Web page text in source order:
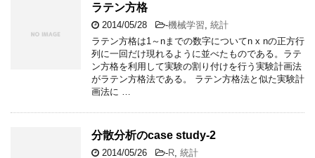
ラテン方格
2014/05/28 -機械学習 統計
ラテン方格は1～nまでの数字についてn x nの正方行
列に一回だけ現れるように並べたものである。ラテ
ン方格を利用して実験の割り付けを行う実験計画法
がラテン方格法である。 ラテン方格法と似た実験計
画法に …
分散分析のcase study-2
2014/05/26 -R 統計